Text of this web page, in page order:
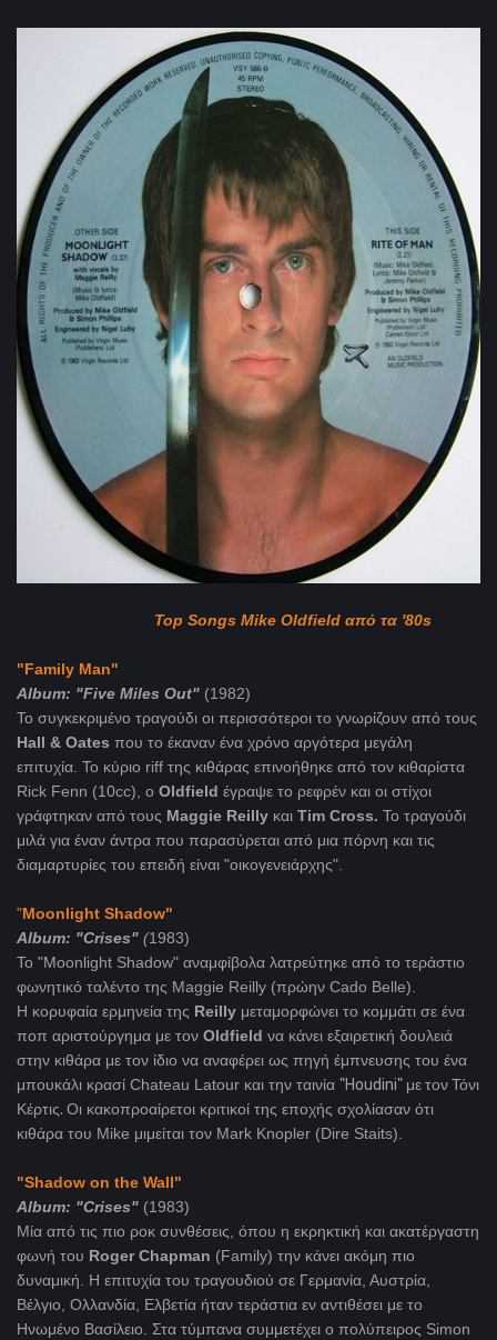
Τοp Songs Mike Oldfield από τα '80s
"Family Man"
Album: "Five Miles Out" (1982)
Το συγκεκριμένο τραγούδι οι περισσότεροι το γνωρίζουν από τους
Hall & Oates που το έκαναν ένα χρόνο αργότερα μεγάλη
επιτυχία. Το κύριο riff της κιθάρας επινοήθηκε από τον κιθαρίστα
Rick Fenn (10cc), ο Oldfield έγραψε το ρεφρέν και οι στίχοι
γράφτηκαν από τους Maggie Reilly και Tim Cross. Το τραγούδι
μιλά για έναν άντρα που παρασύρεται από μια πόρνη και τις
διαμαρτυρίες του επειδή είναι "οικογενειάρχης".
"Moonlight Shadow"
Album: "Crises" (1983)
Το "Moonlight Shadow" αναμφίβολα λατρεύτηκε από το τεράστιο
φωνητικό ταλέντο της Maggie Reilly (πρώην Cado Belle).
Η κορυφαία ερμηνεία της Reilly μεταμορφώνει το κομμάτι σε ένα
ποπ αριστούργημα με τον Oldfield να κάνει εξαιρετική δουλειά
στην κιθάρα με τον ίδιο να αναφέρει ως πηγή έμπνευσης του ένα
μπουκάλι κρασί Chateau Latour και την ταινία "Houdini" με τον Τόνι
Κέρτις. Οι κακοπροαίρετοι κριτικοί της εποχής σχολίασαν ότι
κιθάρα του Mike μιμείται τον Mark Knopler (Dire Staits).
"Shadow on the Wall"
Album: "Crises" (1983)
Μία από τις πιο ροκ συνθέσεις, όπου η εκρηκτική και ακατέργαστη
φωνή του Roger Chapman (Family) την κάνει ακόμη πιο
δυναμική. Η επιτυχία του τραγουδιού σε Γερμανία, Αυστρία,
Βέλγιο, Ολλανδία, Ελβετία ήταν τεράστια εν αντιθέσει με το
Ηνωμένο Βασίλειο. Στα τύμπανα συμμετέχει ο πολύπειρος Simon